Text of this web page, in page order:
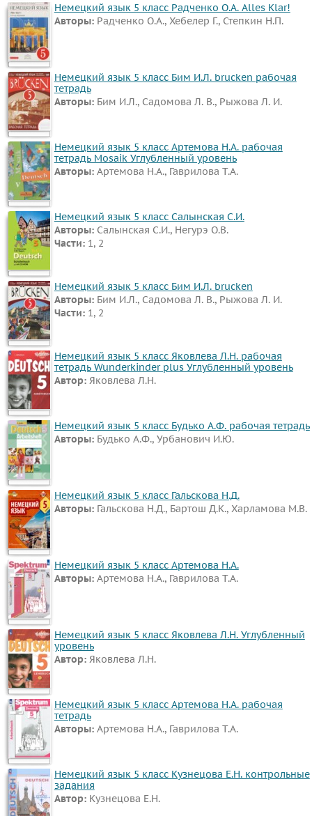
язык
Физкультура
Основы
культуры
ВИДЕОРЕШЕНИЯ
Немецкий язык 5 класс Радченко О.А. Alles Klar!
Авторы: Радченко О.А., Хебелер Г., Степкин Н.П.
Немецкий язык 5 класс Бим И.Л. brucken рабочая
тетрадь
Авторы: Бим И.Л., Садомова Л. В., Рыжова Л. И.
Немецкий язык 5 класс Артемова Н.А. рабочая
тетрадь Mosaik Углубленный уровень
Авторы: Артемова Н.А., Гаврилова Т.А.
Немецкий язык 5 класс Салынская С.И.
Авторы: Салынская С.И., Негурэ О.В.
Части: 1, 2
Немецкий язык 5 класс Бим И.Л. brucken
Авторы: Бим И.Л., Садомова Л. В., Рыжова Л. И.
Части: 1, 2
Немецкий язык 5 класс Яковлева Л.Н. рабочая
тетрадь Wunderkinder plus Углубленный уровень
Автор: Яковлева Л.Н.
Немецкий язык 5 класс Будько А.Ф. рабочая тетрадь
Авторы: Будько А.Ф., Урбанович И.Ю.
Немецкий язык 5 класс Гальскова Н.Д.
Авторы: Гальскова Н.Д., Бартош Д.К., Харламова М.В.
Немецкий язык 5 класс Артемова Н.А.
Авторы: Артемова Н.А., Гаврилова Т.А.
Немецкий язык 5 класс Яковлева Л.Н. Углубленный
уровень
Автор: Яковлева Л.Н.
Немецкий язык 5 класс Артемова Н.А. рабочая
тетрадь
Авторы: Артемова Н.А., Гаврилова Т.А.
Немецкий язык 5 класс Кузнецова Е.Н. контрольные
задания
Автор: Кузнецова Е.Н.